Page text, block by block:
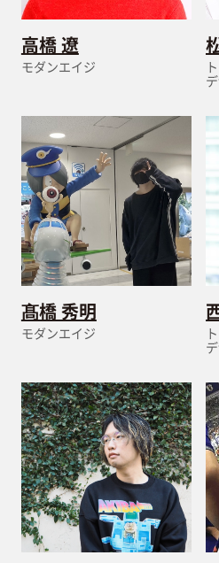
高橋 遼
モダンエイジ
髙橋 秀明
モダンエイジ